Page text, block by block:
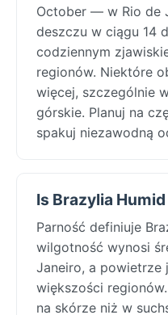
October — w Rio de
deszczu w ciągu 14
codziennym
regionów. Niektóre
więcej, szczególnie
górskie. Planuj na
spakuj niezawodną
Is Brazylia
Parność definiuje
wilgotność wynosi
Janeiro, a powietrze
większości
na skórze niż w